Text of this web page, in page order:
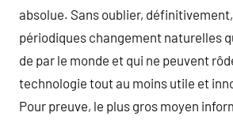
absolue. Sans oublier,
périodiques changement naturelles
de par le monde et qui ne peuvent
technologie tout au moins utile et
Pour preuve, le plus gros moyen